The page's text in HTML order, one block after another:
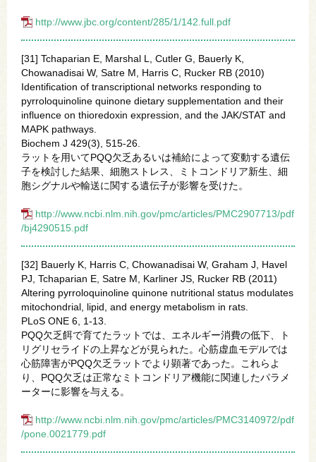
http://www.jbc.org/content/285/1/142.full.pdf
[31] Tchaparian E, Marshal L, Cutler G, Bauerly K,
Chowanadisai W, Satre M, Harris C, Rucker RB (2010)
Identification of transcriptional networks responding to
pyrroloquinoline quinone dietary supplementation and their
influence on thioredoxin expression, and the JAK/STAT and
MAPK pathways.
Biochem J 429(3), 515-26.
ラットを用いてPQQ欠乏あるいは補給によって変動する遺伝
子を検討した結果、細胞ストレス、ミトコンドリア新生、細
胞シグナルや輸送に関する遺伝子が影響を受けた。
http://www.ncbi.nlm.nih.gov/pmc/articles/PMC2907713/pdf
/bj4290515.pdf
[32] Bauerly K, Harris C, Chowanadisai W, Graham J, Havel
PJ, Tchaparian E, Satre M, Karliner JS, Rucker RB (2011)
Altering pyrroloquinoline quinone nutritional status modulates
mitochondrial, lipid, and energy metabolism in rats.
PLoS ONE 6, 1-13.
PQQ欠乏餌で育てたラットでは、エネルギー消費の低下、ト
リグリセライドの上昇などが見られた。心筋虚血モデルでは
心筋障害がPQQ欠乏ラットでより顕著であった。これらよ
り、PQQ欠乏は正常なミトコンドリア機能に関連したパラメ
ーターに影響を与える。
http://www.ncbi.nlm.nih.gov/pmc/articles/PMC3140972/pdf
/pone.0021779.pdf